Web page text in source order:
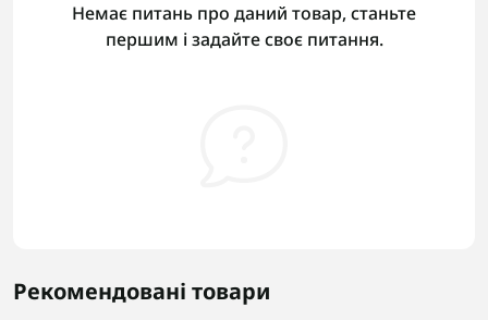
Немає питань про даний товар, станьте
першим і задайте своє питання.
Рекомендовані товари